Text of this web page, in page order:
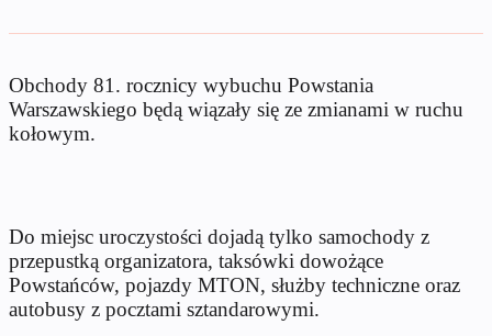
Obchody 81. rocznicy wybuchu Powstania
Warszawskiego będą wiązały się ze zmianami w ruchu
kołowym.
Do miejsc uroczystości dojadą tylko samochody z
przepustką organizatora, taksówki dowożące
Powstańców, pojazdy MTON, służby techniczne oraz
autobusy z pocztami sztandarowymi.